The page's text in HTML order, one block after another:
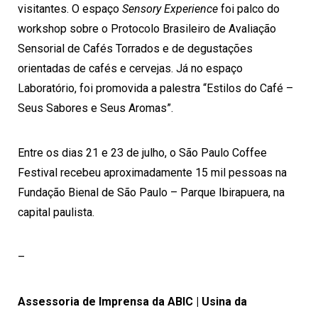
visitantes. O espaço Sensory Experience foi palco do
workshop sobre o Protocolo Brasileiro de Avaliação
Sensorial de Cafés Torrados e de degustações
orientadas de cafés e cervejas. Já no espaço
Laboratório, foi promovida a palestra “Estilos do Café –
Seus Sabores e Seus Aromas”.
Entre os dias 21 e 23 de julho, o São Paulo Coffee
Festival recebeu aproximadamente 15 mil pessoas na
Fundação Bienal de São Paulo – Parque Ibirapuera, na
capital paulista.
–
Assessoria de Imprensa da ABIC | Usina da